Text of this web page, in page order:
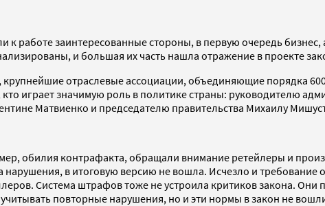
к работе заинтересованные стороны, в первую очередь
и большая их часть нашла отражение в проекте
крупнейшие отраслевые ассоциации, объединяющие порядка
кто играет значимую роль в политике страны: руководителю
Матвиенко и председателю правительства Михаилу
обилия контрафакта, обращали внимание ретейлеры и
в итоговую версию не вошла. Исчезло и
Система штрафов тоже не устроила критиков закона.
повторные нарушения, но и эти нормы в закон не